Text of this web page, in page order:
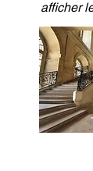
afficher